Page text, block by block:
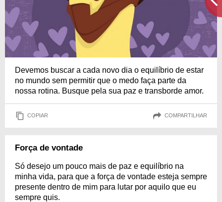
Devemos buscar a cada novo dia o equilíbrio de estar
no mundo sem permitir que o medo faça parte da
nossa rotina. Busque pela sua paz e transborde amor.
COPIAR COMPARTILHAR
Força de vontade
Só desejo um pouco mais de paz e equilíbrio na
minha vida, para que a força de vontade esteja sempre
presente dentro de mim para lutar por aquilo que eu
sempre quis.